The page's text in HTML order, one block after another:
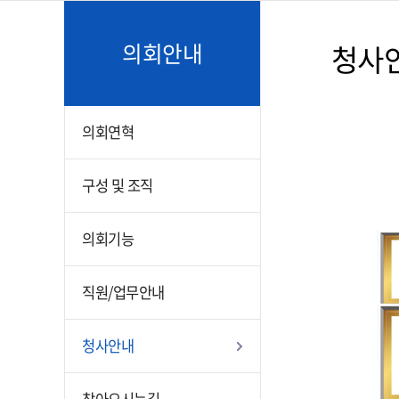
의회안내
의회연혁
구성 및 조직
의회기능
직원/업무안내
청사안내
청사